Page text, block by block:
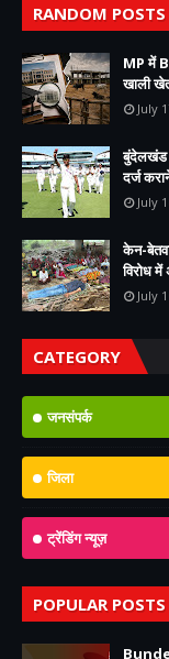
RANDOM POSTS
MP में
खाली
July
बुंदेलखंड
दर्ज
July
केन-
विरोध
July
CATEGORY
जनसंपर्क
जिला
ट्रेंडिंग न्यूज़
POPULAR POSTS